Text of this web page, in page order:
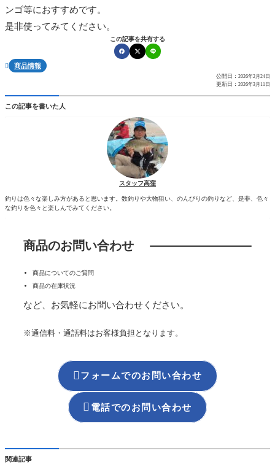
ンゴ等におすすめです。
是非使ってみてください。
この記事を共有する
 商品情報
公開日： 2026年2月24日
更新日： 2026年3月11日
この記事を書いた人
スタッフ高窪
釣りは色々な楽しみ方があると思います。数釣りや大物狙い、のんびりの釣りなど、是非、色々
な釣りを色々と楽しんでみてください。
商品のお問い合わせ
商品についてのご質問
商品の在庫状況
など、お気軽にお問い合わせください。
※通信料・通話料はお客様負担となります。
フォームでのお問い合わせ
 電話でのお問い合わせ
関連記事